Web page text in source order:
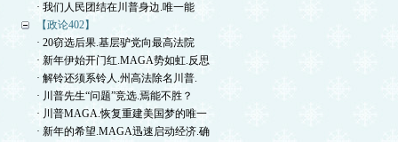
· 我们人民团结在川普身边.唯一能
【政论402】
· 20窃选后果.基层驴党向最高法院
· 新年伊始开门红.MAGA势如虹.反思
· 解铃还须系铃人.州高法除名川普.
· 川普先生“问题”竞选.焉能不胜？
· 川普MAGA.恢复重建美国梦的唯一
· 新年的希望.MAGA迅速启动经济.确